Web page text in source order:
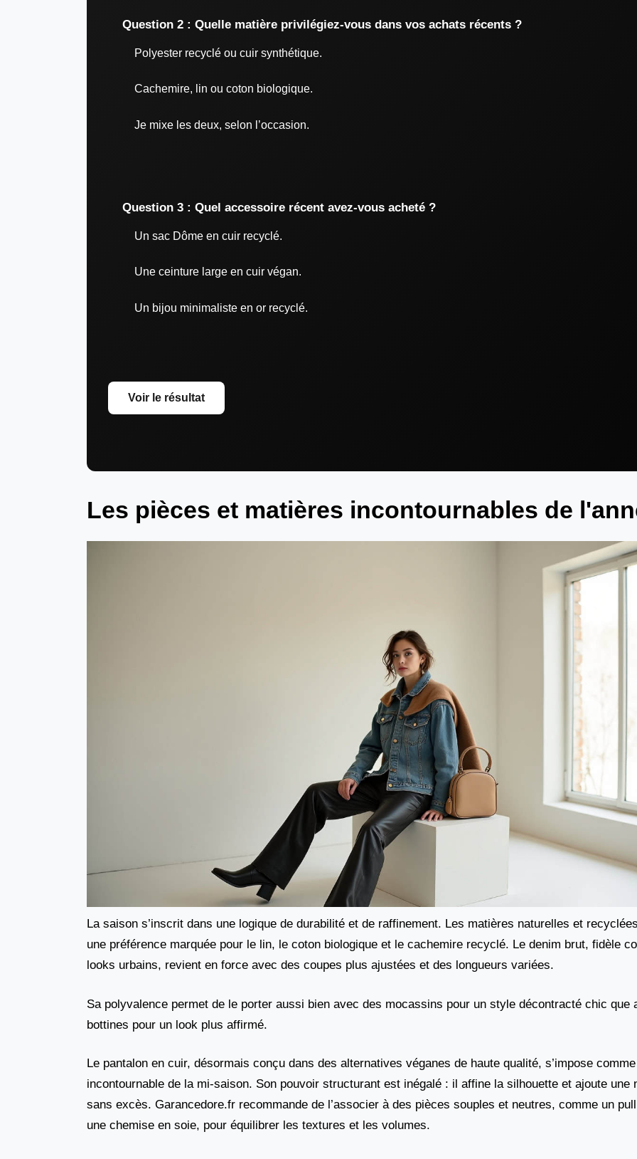
Question 2 : Quelle matière privilégiez-vous dans vos achats récents ?
Polyester recyclé ou cuir synthétique.
Cachemire, lin ou coton biologique.
Je mixe les deux, selon l’occasion.
Question 3 : Quel accessoire récent avez-vous acheté ?
Un sac Dôme en cuir recyclé.
Une ceinture large en cuir végan.
Un bijou minimaliste en or recyclé.
Voir le résultat
Les pièces et matières incontournables de
La saison s’inscrit dans une logique de durabilité et de raffinement. Les matières naturelles et
une préférence marquée pour le lin, le coton biologique et le cachemire recyclé. Le denim brut, fidèle
looks urbains, revient en force avec des coupes plus ajustées et des longueurs variées.
Sa polyvalence permet de le porter aussi bien avec des mocassins pour un style décontracté chic que
bottines pour un look plus affirmé.
Le pantalon en cuir, désormais conçu dans des alternatives véganes de haute qualité, s’impose
incontournable de la mi-saison. Son pouvoir structurant est inégalé : il affine la silhouette et ajoute une
sans excès. Garancedore.fr recommande de l’associer à des pièces souples et neutres, comme un
une chemise en soie, pour équilibrer les textures et les volumes.